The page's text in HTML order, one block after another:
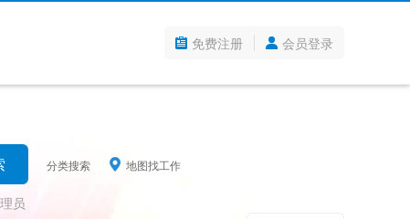
免费注册 会员登录
分类搜索 地图找工作
员